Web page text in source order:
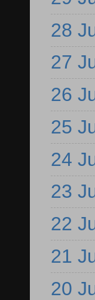
28
27
26
25
24
23
22
21
20